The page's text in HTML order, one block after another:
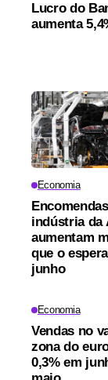
Lucro do
aumenta
Economia
indústria da
aumentam
que o
junho
Economia
Vendas no
zona do
0,3% em